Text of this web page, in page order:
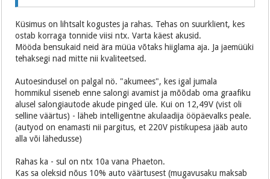
Küsimus on lihtsalt kogustes ja rahas. Tehas on suurklient, kes
ostab korraga tonnide viisi ntx. Varta käest akusid.
Mööda bensukaid neid ära müüa võtaks hiiglama aja. Ja jaemüüki
tehaksegi nad mitte nii kvaliteetsed.
Autoesindusel on palgal nö. "akumees", kes igal jumala
hommikul siseneb enne salongi avamist ja mõõdab oma graafiku
alusel salongiautode akude pinged üle. Kui on 12,49V (vist oli
selline väärtus) - läheb intelligentne akulaadija ööpäevalks peale.
(autyod on enamasti nii pargitus, et 220V pistikupesa jääb auto
alla või lähedusse)
Rahas ka - sul on ntx 10a vana Phaeton.
Kas sa oleksid nõus 10% auto väärtusest (mugavusaku maksab